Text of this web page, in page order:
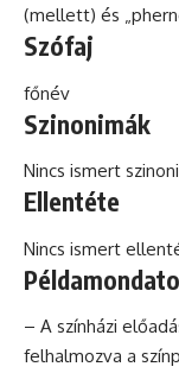
(mellett) és
Szófaj
főnév
Szinonimák
Nincs ismert
Ellentéte
Nincs ismert
– A színházi
felhalmozva a